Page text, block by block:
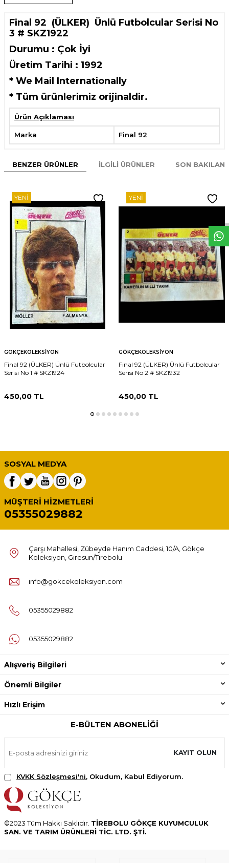
W
h
t
s
p
p
D
e
s
e
H
a
t
t
Final 92 (ÜLKER) Ünlü Futbolcular Serisi No
3 # SKZ1922
Durumu : Çok İyi
Üretim Tarihi : 1992
* We Mail Internationally
* Tüm ürünlerimiz orijinaldir.
Ürün Açıklaması
Marka Final 92
BENZER ÜRÜNLER İLGILI ÜRÜNLER SON
YENI
GÖKÇEKOLEKSIYON
Final 92 (ÜLKER) Ünlü Futbolcular
Serisi No 1 # SKZ1924
450,00 TL
YENI
GÖKÇEKOLEKSIYON
Final 92 (ÜLKER) Ünlü Futbolcular
Serisi No 2 # SKZ1932
450,00TL
SOSYAL MEDYA
MÜŞTERI HIZMETLERI
05355029882
Çarşı Mahallesi, Zübeyde Hanım Caddesi, 10/A, Gökçe
Koleksiyon, Giresun/Tirebolu
info@gokcekoleksiyon.com
05355029882
05355029882
Alışveriş Bilgileri
Önemli Bilgiler
Hızlı Erişim
E-BÜLTEN ABONELIĞI
KAYIT OLUN
KVKK Sözleşmesi'ni, Okudum, Kabul Ediyorum.
©2023 Tüm Hakkı Saklıdır. TİREBOLU GÖKÇE KUYUMCULUK
SAN. VE TARIM ÜRÜNLERİ TİC. LTD. ŞTİ.